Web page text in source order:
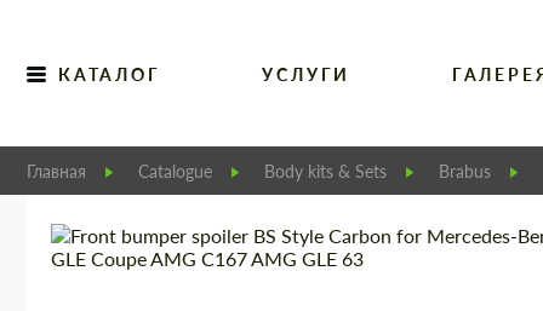
КАТАЛОГ УСЛУГИ
Главная Catalogue Body kits & Sets Brabus